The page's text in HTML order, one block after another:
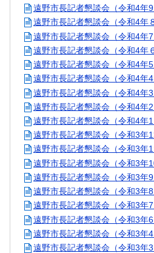
遠野市長記者懇談会（令和4年9
遠野市長記者懇談会（令和4年
遠野市長記者懇談会（令和4年7
遠野市長記者懇談会（令和4年
遠野市長記者懇談会（令和4年5
遠野市長記者懇談会（令和4年4
遠野市長記者懇談会（令和4年3
遠野市長記者懇談会（令和4年2
遠野市長記者懇談会（令和4年1
遠野市長記者懇談会（令和3年
遠野市長記者懇談会（令和3年
遠野市長記者懇談会（令和3年
遠野市長記者懇談会（令和3年9
遠野市長記者懇談会（令和3年8
遠野市長記者懇談会（令和3年7
遠野市長記者懇談会（令和3年6
遠野市長記者懇談会（令和3年4
遠野市長記者懇談会（令和3年3